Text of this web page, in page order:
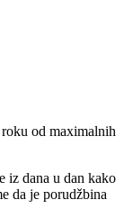
od maximalnih
iz dana u dan kako
da je porudžbina